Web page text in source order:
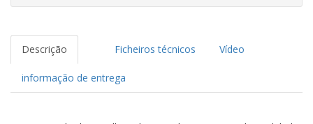
Descrição Ficheiros técnicos Vídeo
informação de entrega